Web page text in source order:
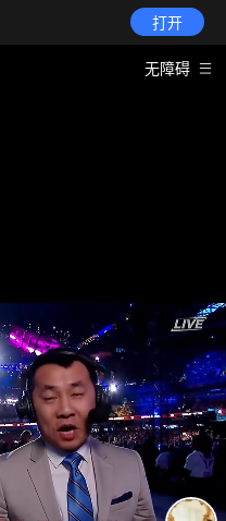
打开
无障碍